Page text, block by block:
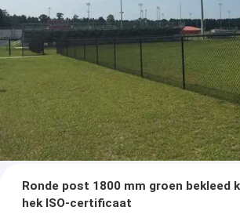
Ronde post 1800 mm groen bekleed
hek ISO-certificaat